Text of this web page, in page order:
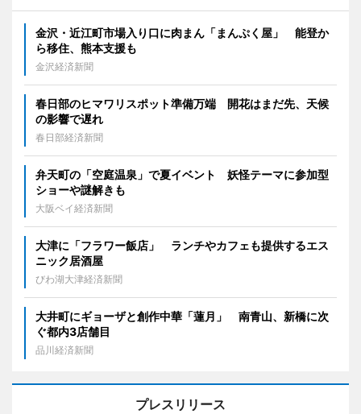
金沢・近江町市場入り口に肉まん「まんぷく屋」 能登か
ら移住、熊本支援も
金沢経済新聞
春日部のヒマワリスポット準備万端 開花はまだ先、天候
の影響で遅れ
春日部経済新聞
弁天町の「空庭温泉」で夏イベント 妖怪テーマに参加型
ショーや謎解きも
大阪ベイ経済新聞
大津に「フラワー飯店」 ランチやカフェも提供するエス
ニック居酒屋
びわ湖大津経済新聞
大井町にギョーザと創作中華「蓮月」 南青山、新橋に次
ぐ都内3店舗目
品川経済新聞
プレスリリース